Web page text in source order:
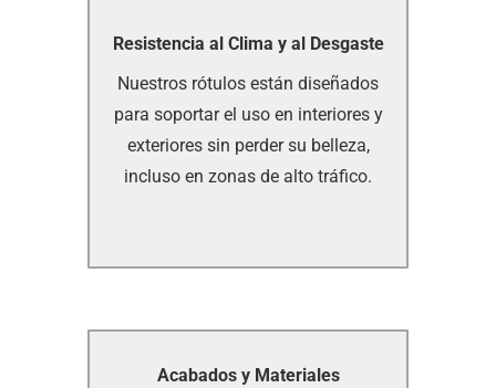
Resistencia al Clima y al Desgaste
Nuestros rótulos están diseñados
para soportar el uso en interiores y
exteriores sin perder su belleza,
incluso en zonas de alto tráfico.
Resistencia al Clima y al Desgaste
Nuestros rótulos están diseñados
para soportar el uso en interiores y
exteriores sin perder su belleza,
incluso en zonas de alto tráfico.
Acabados y Materiales
Acabados y Materiales